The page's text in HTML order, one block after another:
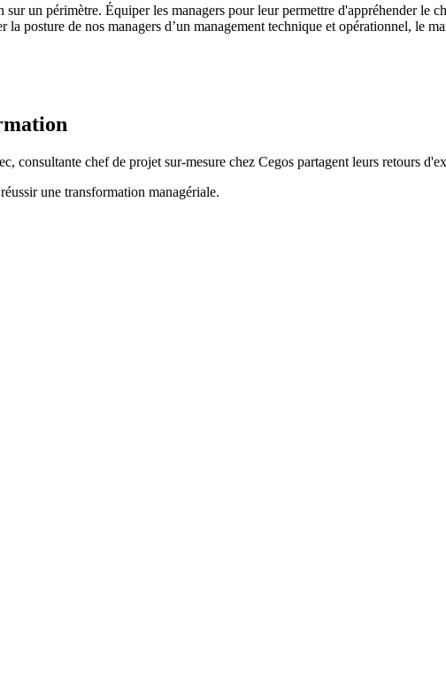
un périmètre. Équiper les managers pour leur permettre d'appréhender le
posture de nos managers d’un management technique et opérationnel, le
chef de projet sur-mesure chez Cegos partagent leurs retours
une transformation managériale.